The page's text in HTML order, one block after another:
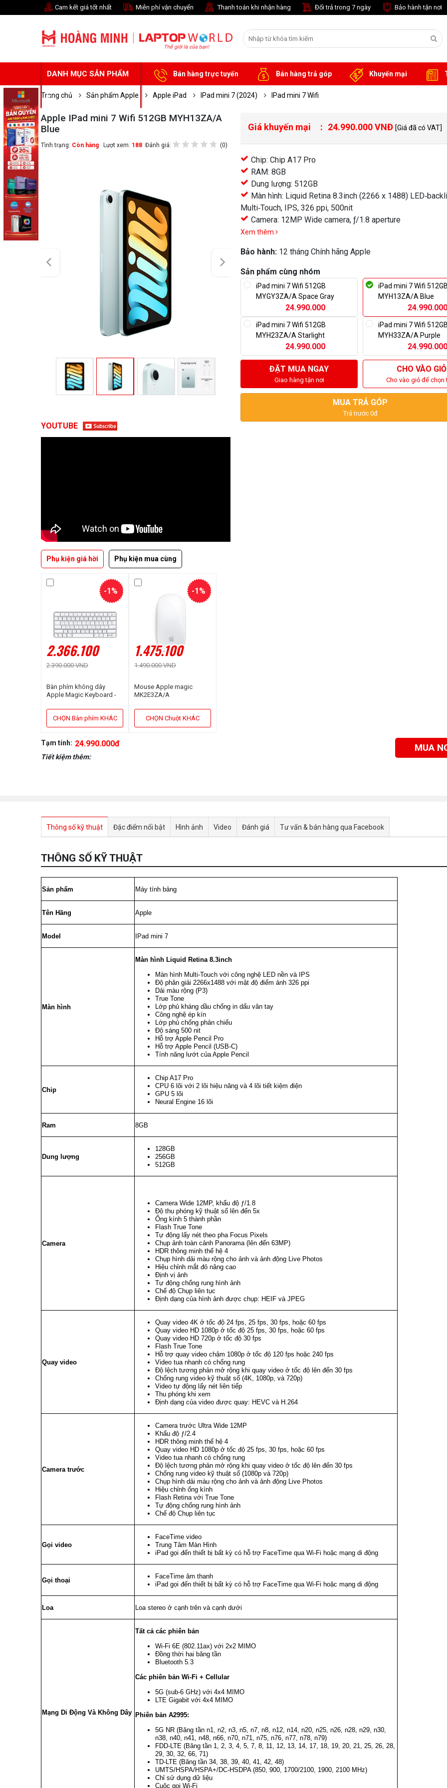
Cam kết giá tốt nhất Miễn phí vận chuyển Thanh toán khi nhận hàng Đổi trả trong 7 ngày Bảo hành tận nơi
DANH MỤC SẢN PHẨM Bán hàng trực tuyến Bán hàng trả góp Khuyến mại
Trang chủ Sản phẩm Apple Apple iPad IPad mini 7 (2024) IPad mini 7 Wifi
Apple IPad mini 7 Wifi 512GB MYH13ZA/A
Blue
Tình trạng: Còn hàng Lượt xem: 188 Đánh giá: (0)
YOUTUBE
Giá khuyến mại 24.990.000 VNĐ [Giá đã có VAT]
Chip: Chip A17 Pro
RAM: 8GB
Dung lượng: 512GB
Màn hình: Liquid Retina 8.3inch (2266 x 1488)
Multi‑Touch, IPS, 326 ppi, 500nit
Camera: 12MP Wide camera, ƒ/1.8 aperture
Xem thêm
Bảo hành: 12 tháng Chính hãng Apple
Sản phẩm cùng nhóm
iPad mini 7 Wifi 512GB
MYGY3ZA/A Space Gray
24.990.000
iPad mini 7 Wifi
MYH13ZA/A Blue
24.990.000
iPad mini 7 Wifi 512GB
MYH23ZA/A Starlight
24.990.000
iPad mini 7 Wifi
MYH33ZA/A Purple
24.990.000
ĐẶT MUA NGAY
Giao hàng tận nơi
CHO VÀO GIỎ
Cho vào giỏ để chọn
MUA TRẢ GÓP
Trả trước 0đ
Phụ kiện giá hời Phụ kiện mua cùng
2.366.100
2.390.000 VND
-1%
Bàn phím không dây
Apple Magic Keyboard -
CHỌN Bàn phím KHÁC
1.475.100
1.490.000 VND
-1%
Mouse Apple magic
MK2E3ZA/A
CHỌN Chuột KHÁC
Tạm tính: 24.990.000đ
Tiết kiệm thêm:
MUA
Chọn mua sản phẩm khác
Thông số kỹ thuật Đặc điểm nổi bật Hình ảnh Video Đánh giá Tư vấn & bán hàng qua Facebook
THÔNG SỐ KỸ THUẬT
Sản phẩm Máy tính bảng
Tên Hãng Apple
Model IPad mini 7
Màn hình
Màn hình Liquid Retina 8.3inch
Màn hình Multi-Touch với công nghệ LED nền và IPS
Độ phân giải 2266x1488 với mật độ điểm ảnh 326 ppi
Dải màu rộng (P3)
True Tone
Lớp phủ kháng dầu chống in dấu vân tay
Công nghệ ép kín
Lớp phủ chống phản chiếu
Độ sáng 500 nit
Hỗ trợ Apple Pencil Pro
Hỗ trợ Apple Pencil (USB‑C)
Tính năng lướt của Apple Pencil
Chip
Chip A17 Pro
CPU 6 lõi với 2 lõi hiệu năng và 4 lõi tiết kiệm điện
GPU 5 lõi
Neural Engine 16 lõi
Ram 8GB
Dung lượng
128GB
256GB
512GB
Camera
Camera Wide 12MP, khẩu độ ƒ/1.8
Độ thu phóng kỹ thuật số lên đến 5x
Ống kính 5 thành phần
Flash True Tone
Tự động lấy nét theo pha Focus Pixels
Chụp ảnh toàn cảnh Panorama (lên đến 63MP)
HDR thông minh thế hệ 4
Chụp hình dải màu rộng cho ảnh và ảnh động Live Photos
Hiệu chỉnh mắt đỏ nâng cao
Định vị ảnh
Tự động chống rung hình ảnh
Chế độ Chụp liên tục
Định dạng của hình ảnh được chụp: HEIF và JPEG
Quay video
Quay video 4K ở tốc độ 24 fps, 25 fps, 30 fps, hoặc 60 fps
Quay video HD 1080p ở tốc độ 25 fps, 30 fps, hoặc 60 fps
Quay video HD 720p ở tốc độ 30 fps
Flash True Tone
Hỗ trợ quay video chậm 1080p ở tốc độ 120 fps hoặc 240 fps
Video tua nhanh có chống rung
Độ lệch tương phản mở rộng khi quay video ở tốc độ lên đến 30 fps
Chống rung video kỹ thuật số (4K, 1080p, và 720p)
Video tự động lấy nét liên tiếp
Thu phóng khi xem
Định dạng của video được quay: HEVC và H.264
Camera trước
Camera trước Ultra Wide 12MP
Khẩu độ ƒ/2.4
HDR thông minh thế hệ 4
Quay video HD 1080p ở tốc độ 25 fps, 30 fps, hoặc 60 fps
Video tua nhanh có chống rung
Độ lệch tương phản mở rộng khi quay video ở tốc độ lên đến 30 fps
Chống rung video kỹ thuật số (1080p và 720p)
Chụp hình dải màu rộng cho ảnh và ảnh động Live Photos
Hiệu chỉnh ống kính
Flash Retina với True Tone
Tự động chống rung hình ảnh
Chế độ Chụp liên tục
Gọi video
FaceTime video
Trung Tâm Màn Hình
iPad gọi đến thiết bị bất kỳ có hỗ trợ FaceTime qua Wi‑Fi hoặc mạng di động
Gọi thoại
FaceTime âm thanh
iPad gọi đến thiết bị bất kỳ có hỗ trợ FaceTime qua Wi‑Fi hoặc mạng di động
Loa Loa stereo ở cạnh trên và cạnh dưới
Mạng Di Động Và Không Dây
Tất cả các phiên bản
Wi‑Fi 6E (802.11ax) với 2x2 MIMO
Đồng thời hai băng tần
Bluetooth 5.3
Các phiên bản Wi-Fi + Cellular
5G (sub-6 GHz) với 4x4 MIMO
LTE Gigabit với 4x4 MIMO
Phiên bản A2995:
5G NR (Băng tần n1, n2, n3, n5, n7, n8, n12, n14, n20, n25, n26, n28, n29, n30,
n38, n40, n41, n48, n66, n70, n71, n75, n76, n77, n78, n79)
FDD-LTE (Băng tần 1, 2, 3, 4, 5, 7, 8, 11, 12, 13, 14, 17, 18, 19, 20, 21, 25, 26, 28,
29, 30, 32, 66, 71)
TD-LTE (Băng tần 34, 38, 39, 40, 41, 42, 48)
UMTS/HSPA/HSPA+/DC‑HSDPA (850, 900, 1700/2100, 1900, 2100 MHz)
Chỉ sử dụng dữ liệu
Cuộc gọi Wi-Fi